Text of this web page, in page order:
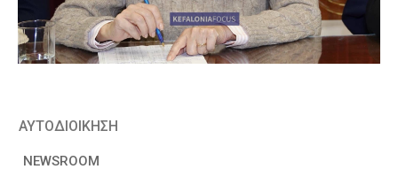
ΑΥΤΟΔΙΟΙΚΗΣΗ
NEWSROOM